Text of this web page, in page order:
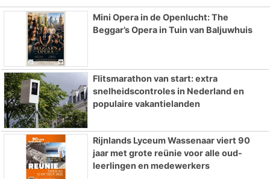
Mini Opera in de Openlucht: The
Beggar’s Opera in Tuin van Baljuwhuis
Flitsmarathon van start: extra
snelheidscontroles in Nederland en
populaire vakantielanden
Rijnlands Lyceum Wassenaar viert 90
jaar met grote reünie voor alle oud-
leerlingen en medewerkers